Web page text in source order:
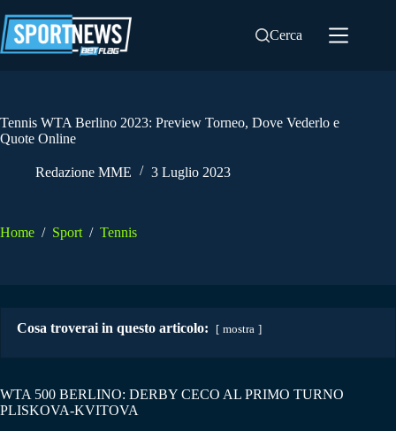
al
contenuto
Cerca
Tennis WTA Berlino 2023: Preview Torneo, Dove Vederlo e
Quote Online
Redazione MME 3 Luglio 2023
Home / Sport / Tennis
Cosa troverai in questo articolo: mostra
WTA 500 BERLINO: DERBY CECO AL PRIMO TURNO
PLISKOVA-KVITOVA